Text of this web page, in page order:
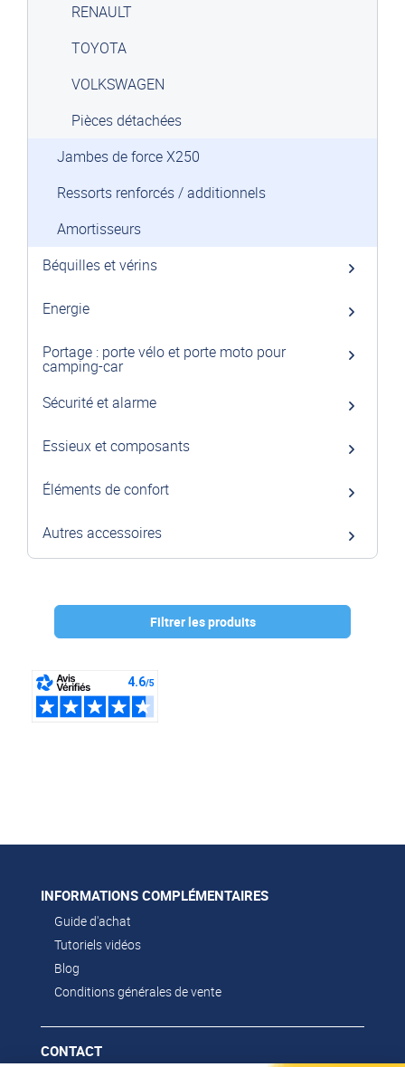
Filtrer les produits
MAD (3)
RENAULT
TOYOTA
VOLKSWAGEN
Pièces détachées
Jambes de force X250
Ressorts renforcés / additionnels
Amortisseurs
Béquilles et vérins
Energie
Portage : porte vélo et porte moto pour
camping-car
Sécurité et alarme
Essieux et composants
Éléments de confort
Autres accessoires
INFORMATIONS COMPLÉMENTAIRES
Guide d'achat
Tutoriels vidéos
Blog
Conditions générales de vente
CONTACT